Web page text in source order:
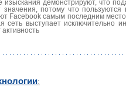
изыскания демонстрируют, что
значения, потому что
Facebook самым последним
сеть выступает исключительно
активность
: